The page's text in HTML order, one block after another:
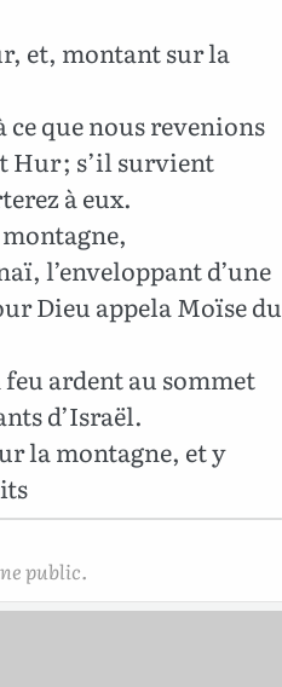
et, montant sur la
ce que nous revenions
Hur ; s’il survient
à eux.
l’enveloppant d’une
Dieu appela Moïse du
ardent au sommet
d’Israël.
la montagne, et y
public.